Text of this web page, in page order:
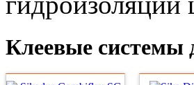
Клеевые системы